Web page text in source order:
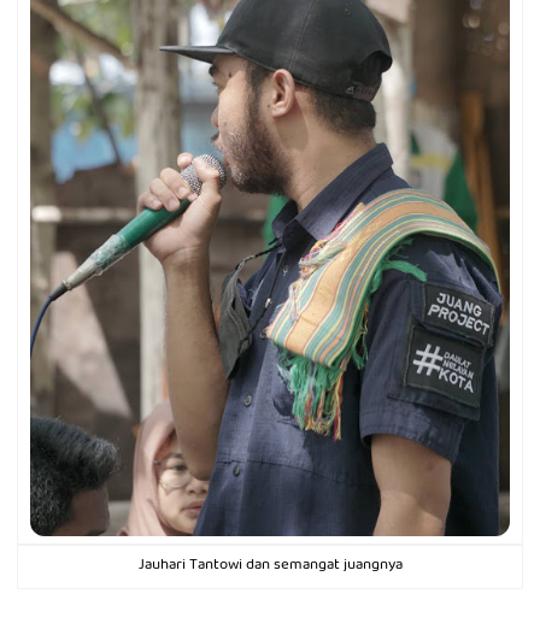
Jauhari Tantowi dan semangat juangnya